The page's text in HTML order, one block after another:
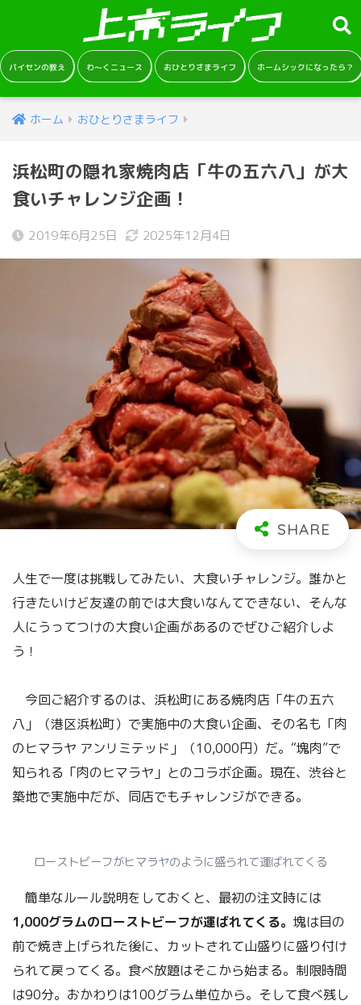
パイセンの教え わ～くニュース おひとりさまライフ ホームシックになったら？
ホーム おひとりさまライフ
浜松町の隠れ家焼肉店「牛の五六八」が大
食いチャレンジ企画！
2019年6月25日 2025年12月4日
人生で一度は挑戦してみたい、大食いチャレンジ。誰かと
行きたいけど友達の前では大食いなんてできない、そんな
人にうってつけの大食い企画があるのでぜひご紹介しよ
う！
今回ご紹介するのは、浜松町にある焼肉店「牛の五六
八」（港区浜松町）で実施中の大食い企画、その名も「肉
のヒマラヤ アンリミテッド」（10,000円）だ。“塊肉”で
知られる「肉のヒマラヤ」とのコラボ企画。現在、渋谷と
築地で実施中だが、同店でもチャレンジができる。
ローストビーフがヒマラヤのように盛られて運ばれてくる
簡単なルール説明をしておくと、最初の注文時には
1,000グラムのローストビーフが運ばれてくる。 塊は目の
前で焼き上げられた後に、カットされて山盛りに盛り付け
られて戻ってくる。食べ放題はそこから始まる。制限時間
は90分。おかわりは100グラム単位から。そして食べ残し